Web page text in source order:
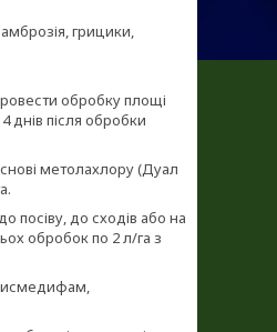
грицики,
обробку площі
днів після обробки
метолахлору (Дуал
посіву, до сходів або на
обробок по 2 л/га з